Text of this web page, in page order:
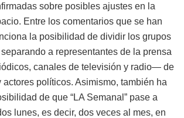
sobre posibles ajustes en la
Entre los comentarios que se han
la posibilidad de dividir los grupos
a representantes de la prensa
canales de televisión y radio— de
políticos. Asimismo, también ha
de que “LA Semanal” pase a
lunes, es decir, dos veces al mes, en